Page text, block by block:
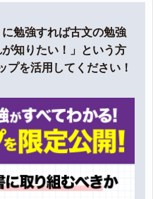
勉強すれば古文の勉強
知りたい！」という方
プを活用してください！